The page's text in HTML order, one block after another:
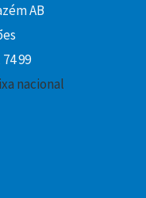
AB
99
nacional